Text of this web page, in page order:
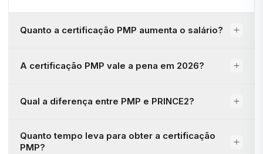
Quanto a certificação PMP aumenta o salário?
A certificação PMP vale a pena em 2026?
Qual a diferença entre PMP e PRINCE2?
Quanto tempo leva para obter a certificação
PMP?